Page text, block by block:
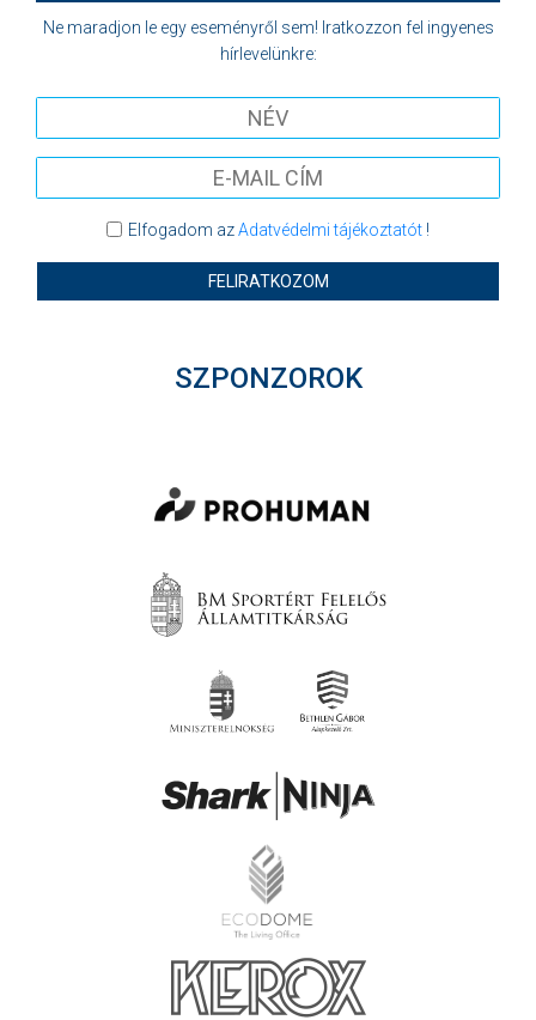
Ne maradjon le egy eseményről sem! Iratkozzon fel ingyenes
hírlevelünkre:
Elfogadom azAdatvédelmi tájékoztatót!
FELIRATKOZOM
SZPONZOROK